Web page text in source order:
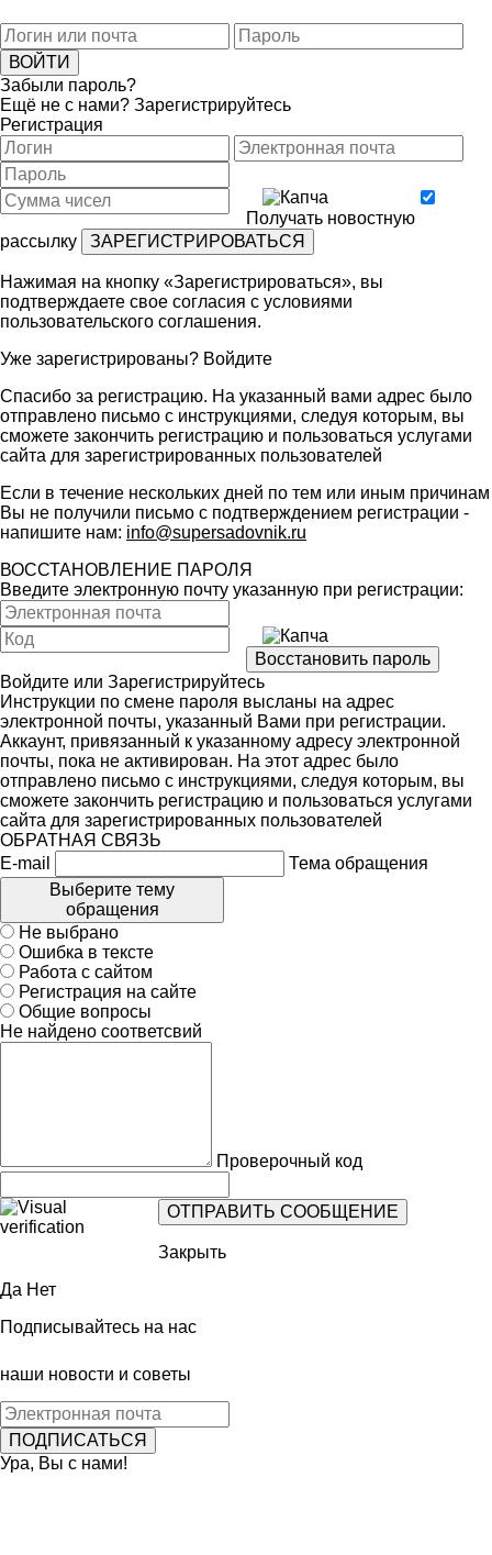
Забыли пароль?
Ещё не с нами? Зарегистрируйтесь
Регистрация
Получать новостную
рассылку
Нажимая на кнопку «Зарегистрироваться», вы
подтверждаете свое согласия с условиями
пользовательского соглашения.
Уже зарегистрированы? Войдите
Спасибо за регистрацию. На указанный вами адрес было
отправлено письмо с инструкциями, следуя которым, вы
сможете закончить регистрацию и пользоваться услугами
сайта для зарегистрированных пользователей
Если в течение нескольких дней по тем или иным причинам
Вы не получили письмо с подтверждением регистрации -
напишите нам: info@supersadovnik.ru
ВОССТАНОВЛЕНИЕ ПАРОЛЯ
Введите электронную почту указанную при регистрации:
Войдите или Зарегистрируйтесь
Инструкции по смене пароля высланы на адрес
электронной почты, указанный Вами при регистрации.
Аккаунт, привязанный к указанному адресу электронной
почты, пока не активирован. На этот адрес было
отправлено письмо с инструкциями, следуя которым, вы
сможете закончить регистрацию и пользоваться услугами
сайта для зарегистрированных пользователей
ОБРАТНАЯ СВЯЗЬ
E-mail
Тема обращения
Выберите тему
обращения
Не выбрано
Ошибка в тексте
Работа с сайтом
Регистрация на сайте
Общие вопросы
Не найдено соответсвий
Проверочный код
Закрыть
Да Нет
Подписывайтесь на нас
наши новости и советы
Ура, Вы с нами!